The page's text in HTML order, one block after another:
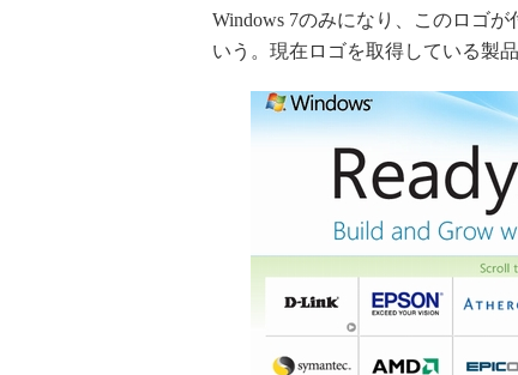
Windows 7のみになり、このロゴ
いう。現在ロゴを取得している製